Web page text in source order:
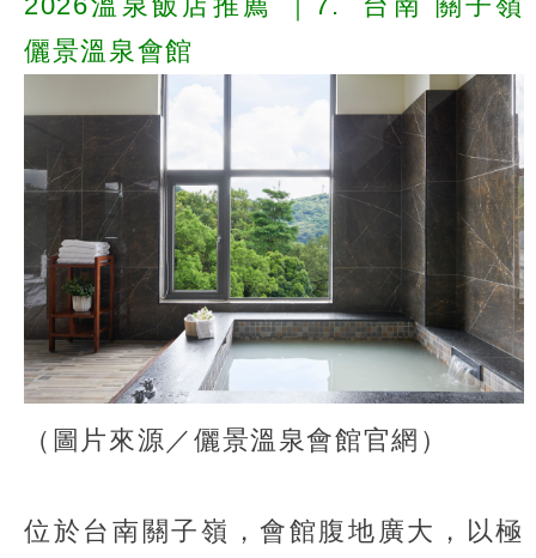
儷景溫泉會館
（圖片來源／儷景溫泉會館官網）
位於台南關子嶺，會館腹地廣大，以極